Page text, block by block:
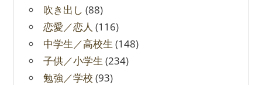
吹き出し (88)
恋愛／恋人 (116)
中学生／高校生 (148)
子供／小学生 (234)
勉強／学校 (93)